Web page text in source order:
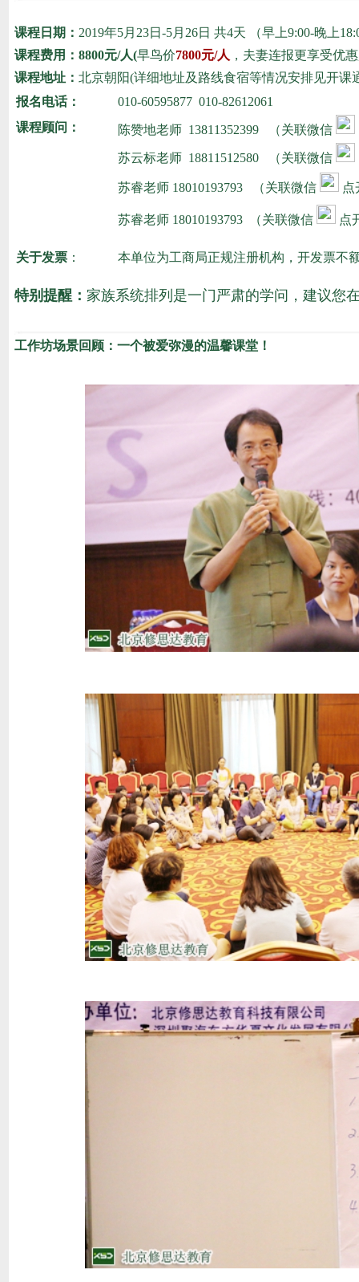
课程日期： 2019年5月23日-5月26日 共4天 （早上9:00-晚上
课程费用：8800元/人(早鸟价7800元/人 ，夫妻连报更享受优
课程地址： 北京朝阳(详细地址及路线食宿等情况安排见开
报名电话：
010-60595877 010-82612061
课程顾问：
陈赞地老师 13811352399 （关联微信
苏云标老师 18811512580 （关联微信
苏睿老师 18010193793 （关联微信 点
苏睿老师 18010193793 （关联微信 点
关于发票 ： 本单位为工商局正规注册机构，开发票不
特别提醒： 家族系统排列是一门严肃的学问，建议您
工作坊场景回顾：一个被爱弥漫的温馨课堂！